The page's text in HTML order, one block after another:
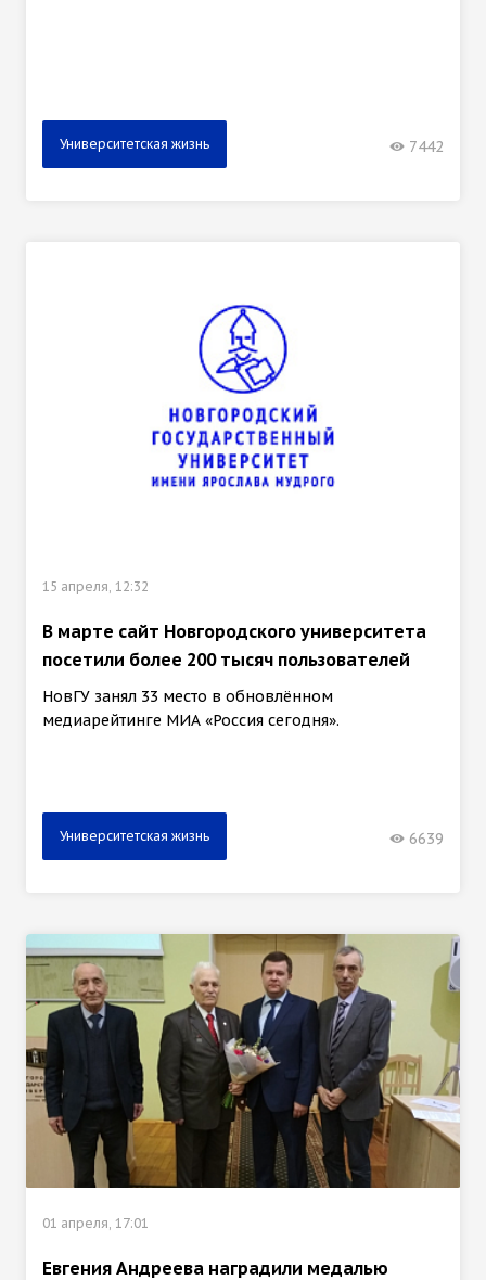
Университетская жизнь 7442
15 апреля, 12:32
В марте сайт Новгородского университета
посетили более 200 тысяч пользователей
НовГУ занял 33 место в обновлённом
медиарейтинге МИА «Россия сегодня».
Университетская жизнь 6639
01 апреля, 17:01
Евгения Андреева наградили медалью